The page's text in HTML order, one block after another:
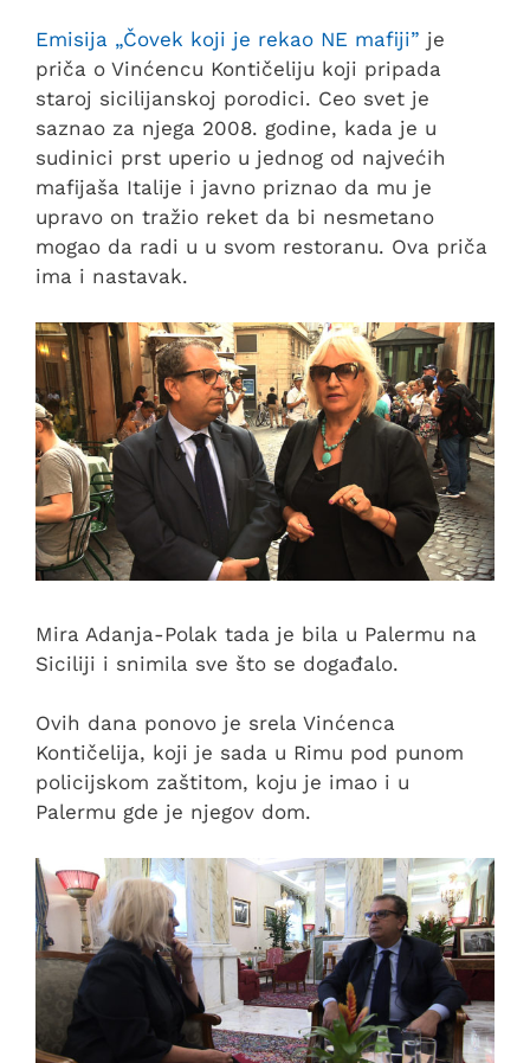
Emisija „Čovek koji je rekao NE mafiji” je
priča o Vinćencu Kontičeliju koji pripada
staroj sicilijanskoj porodici. Ceo svet je
saznao za njega 2008. godine, kada je u
sudinici prst uperio u jednog od najvećih
mafijaša Italije i javno priznao da mu je
upravo on tražio reket da bi nesmetano
mogao da radi u u svom restoranu. Ova priča
ima i nastavak.
Mira Adanja-Polak tada je bila u Palermu na
Siciliji i snimila sve što se događalo.
Ovih dana ponovo je srela Vinćenca
Kontičelija, koji je sada u Rimu pod punom
policijskom zaštitom, koju je imao i u
Palermu gde je njegov dom.